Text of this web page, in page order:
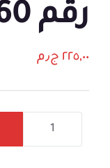
رقم 860
٢٢٥,٠٠ ج٫م